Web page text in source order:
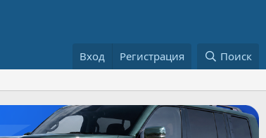
Вход Регистрация Поиск